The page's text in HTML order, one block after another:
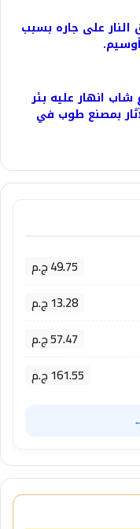
على جاره بسبب
انهار عليه بئر
بمصنع طوب في
49.75 ج.م
13.28 ج.م
57.47 ج.م
161.55 ج.م